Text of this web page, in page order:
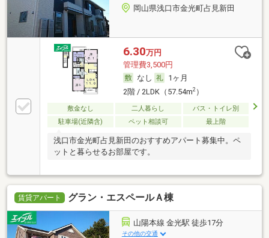
岡山県浅口市金光町占見新田
6.30万円
管理費3,500円
なし
1ヶ月
2階 / 2LDK（57.54m2）
敷金なし 二人暮らし
バス・トイレ別
駐車場(近隣含)
ペット相談可 最上階
浅口市金光町占見新田のおすすめアパート募集中。ペ
ットと暮らせるお部屋です。
賃貸アパート グラン・エスペールＡ棟
山陽本線 金光駅 徒歩17分
その他の交通